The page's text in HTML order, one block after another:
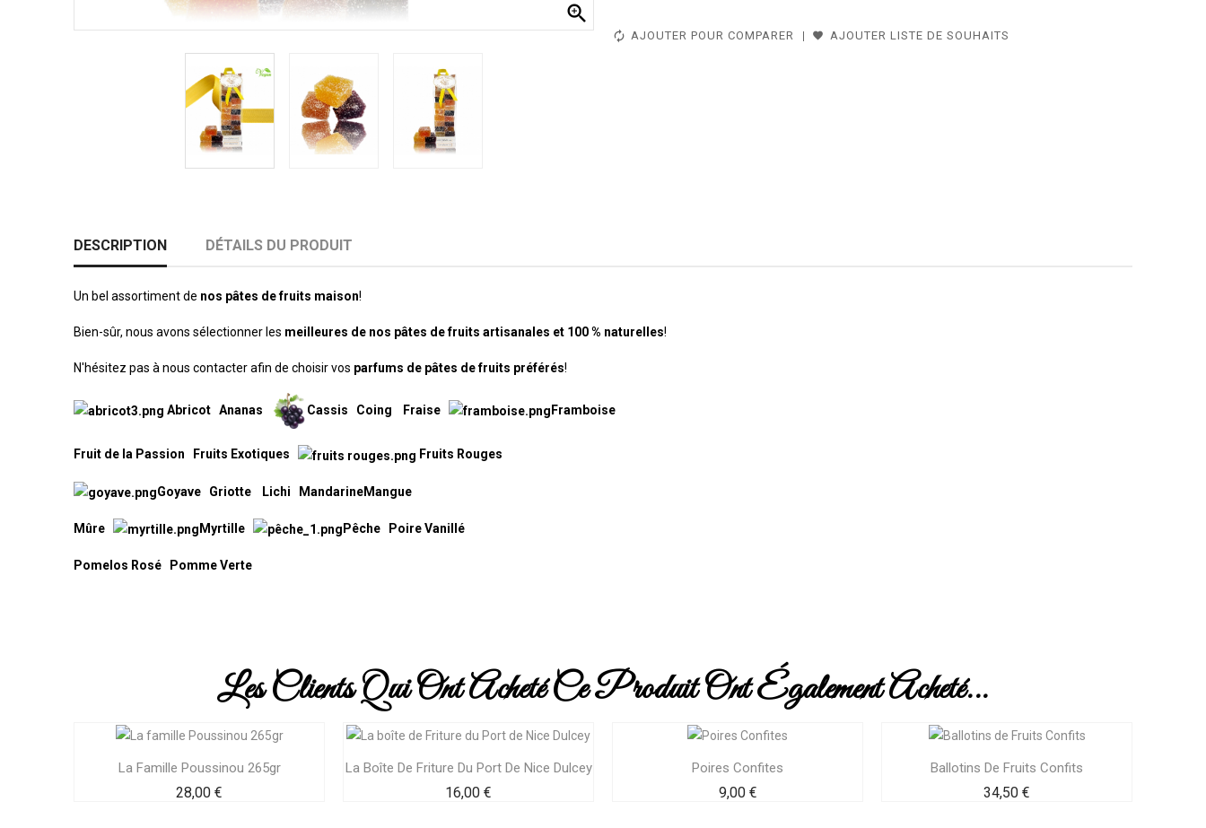

AJOUTER POUR COMPARER AJOUTER LISTE DE SOUHAITS
DESCRIPTION DÉTAILS DU PRODUIT
Un bel assortiment de nos pâtes de fruits maison!
Bien-sûr, nous avons sélectionner les meilleures de nos pâtes de fruits artisanales et 100 % naturelles!
N'hésitez pas à nous contacter afin de choisir vos parfums de pâtes de fruits préférés!
Abricot Ananas Cassis Coing Fraise Framboise
Fruit de la Passion Fruits Exotiques Fruits Rouges
Goyave Griotte Lichi MandarineMangue
Mûre Myrtille Pêche Poire Vanillé
Pomelos Rosé Pomme Verte
Les Clients Qui Ont Acheté Ce Produit Ont Également Acheté...
La Famille Poussinou 265gr
28,00 €
La Boîte De Friture Du Port De Nice Dulcey
16,00 €
Poires Confites
9,00 €Prix
Ballotins De Fruits Confits
34,50 €